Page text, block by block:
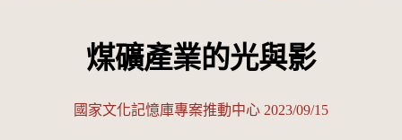
煤礦產業的光與影
國家文化記憶庫專案推動中心 2023/09/15